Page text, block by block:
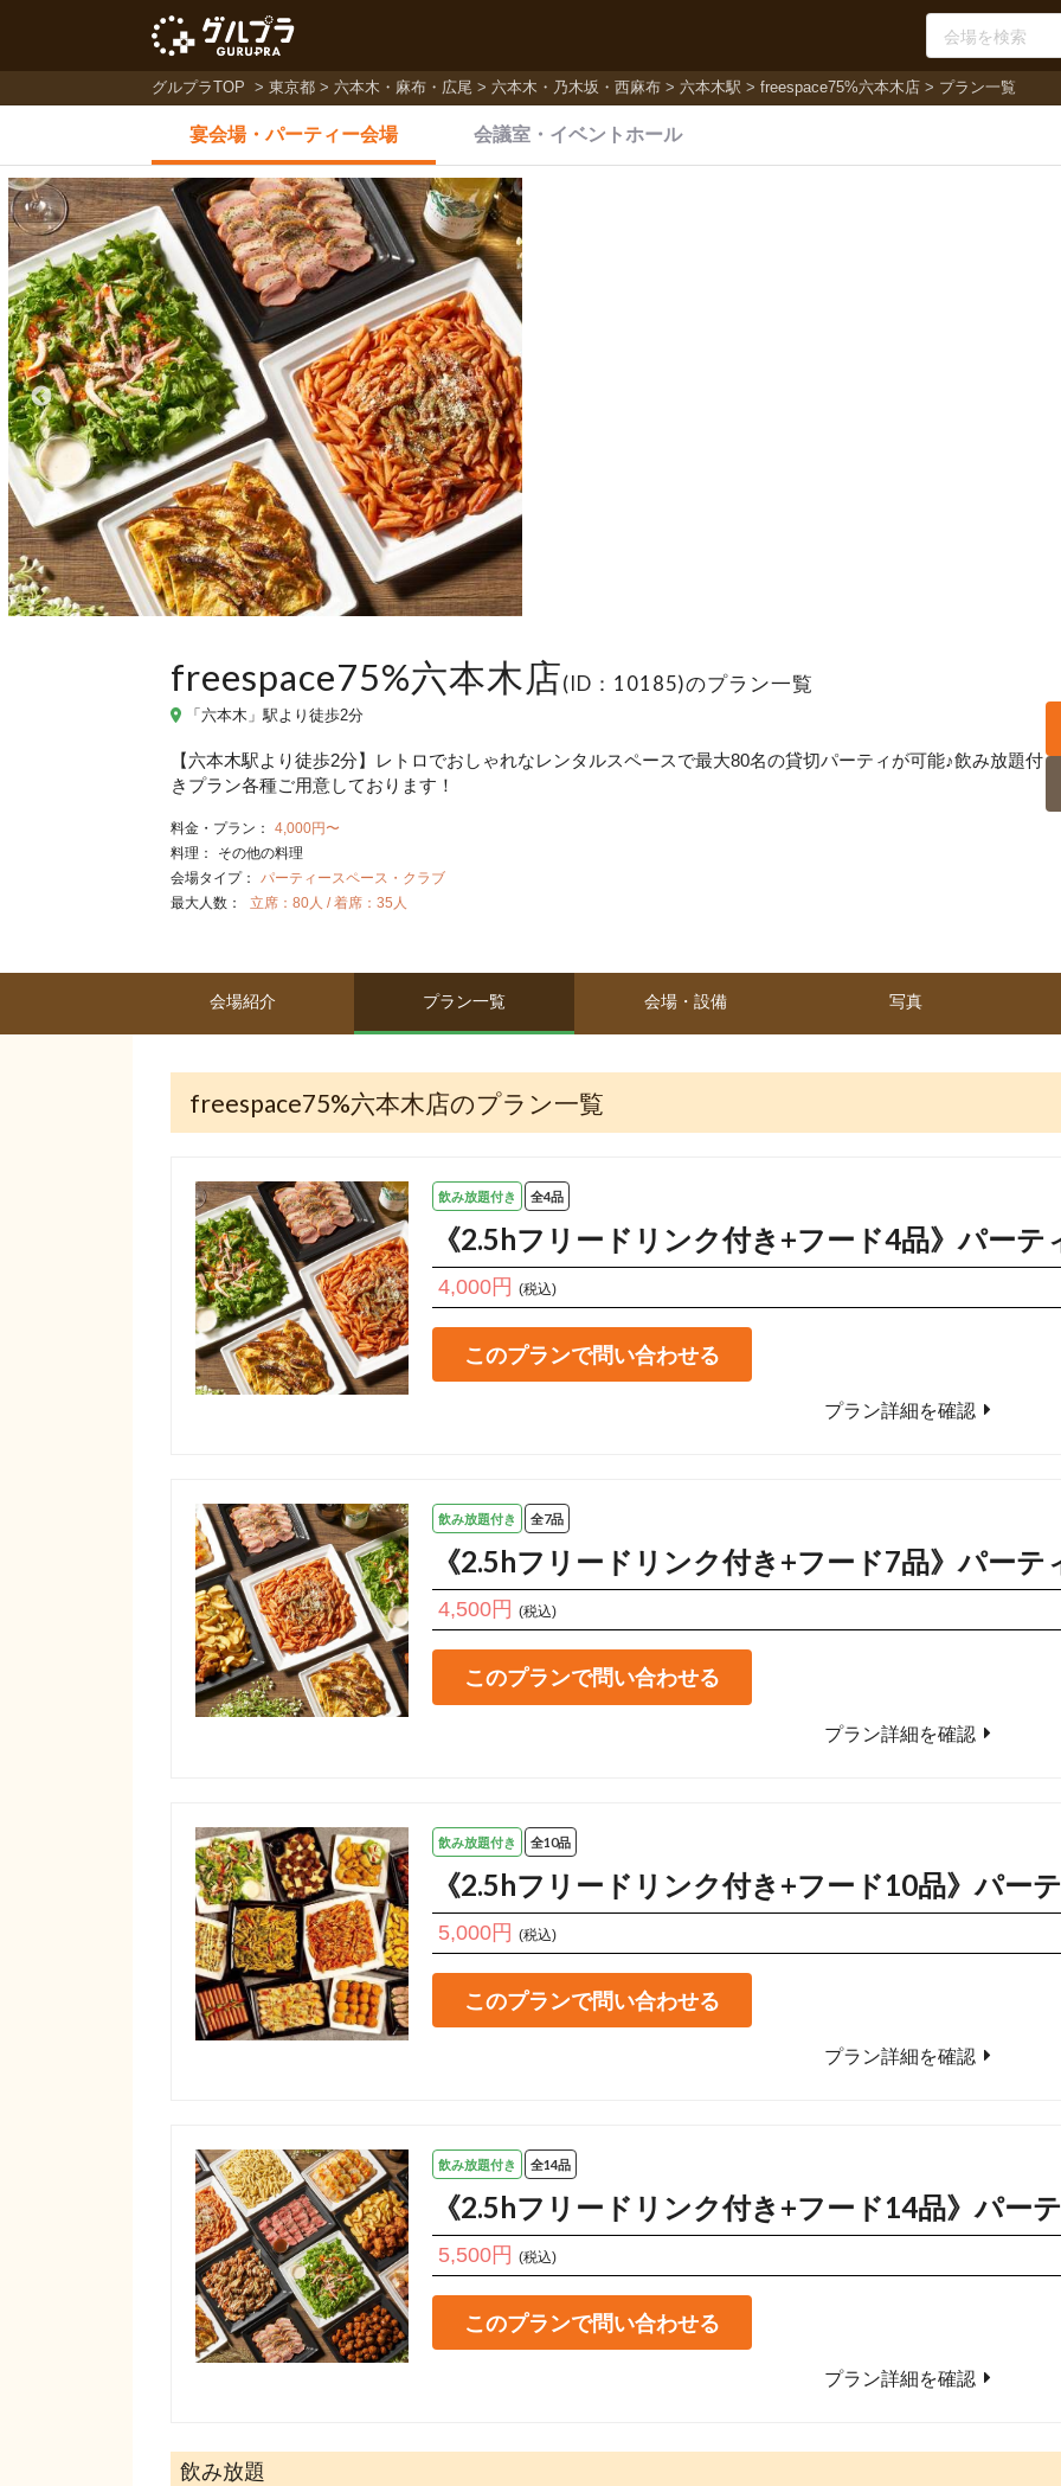
グルプラTOP 東京都 六本木・麻布・広尾 六本木・乃木坂・西麻布 六本木駅 freespace75%六本木店 プラン一覧
宴会場・パーティー会場 会議室・ イベントホール
freespace75%六本木店(ID：10185)のプラン一覧
「六本木」駅より徒歩2分
【六本木駅より徒歩2分】レトロでおしゃれなレンタルスペースで最大80名の貸切パーティが可能♪飲み放題付
きプラン各種ご用意しております！
料金・プラン：
4,000円〜
料理：
その他の料理
会場タイプ：
パーティースペース・クラブ
最大人数：
立席：80人 / 着席：35人
会場紹介 プラン一覧 会場・設備 写真
freespace75%六本木店のプラン一覧
飲み放題付き 全4品
《2.5hフリードリンク付き+フード4品》パーテ
4,000円 (税込)
このプランで問い合わせる
プラン詳細を確認
飲み放題付き 全7品
《2.5hフリードリンク付き+フード7品》パーテ
4,500円 (税込)
このプランで問い合わせる
プラン詳細を確認
飲み放題付き 全10品
《2.5hフリードリンク付き+フード10品》パー
5,000円 (税込)
このプランで問い合わせる
プラン詳細を確認
飲み放題付き 全14品
《2.5hフリードリンク付き+フード14品》パー
5,500円 (税込)
このプランで問い合わせる
プラン詳細を確認
飲み放題